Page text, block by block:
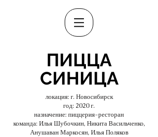
ПИЦЦА
СИНИЦА
локация: г. Новосибирск
год: 2020 г.
назначение: пиццерия-ресторан
команда: Илья Шубочкин, Никита Васильченко,
Анушаван Маркосян, Илья Поляков